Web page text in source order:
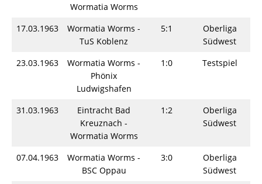
Wormatia Worms
17.03.1963
Wormatia Worms -
TuS Koblenz
5:1
Oberliga
Südwest
23.03.1963
Wormatia Worms -
Phönix
Ludwigshafen
1:0 Testspiel
31.03.1963
Eintracht Bad
Kreuznach -
Wormatia Worms
1:2
Oberliga
Südwest
07.04.1963
Wormatia Worms -
BSC Oppau
3:0
Oberliga
Südwest